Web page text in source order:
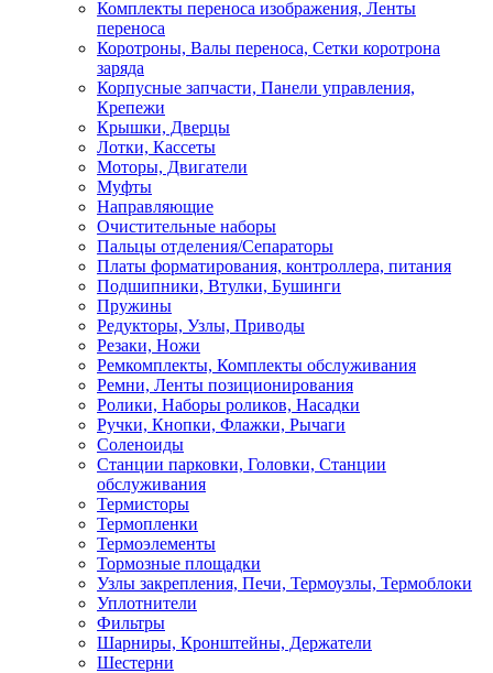
Комплекты переноса изображения, Ленты
переноса
Коротроны, Валы переноса, Сетки коротрона
заряда
Корпусные запчасти, Панели управления,
Крепежи
Крышки, Дверцы
Лотки, Кассеты
Моторы, Двигатели
Муфты
Направляющие
Очистительные наборы
Пальцы отделения/Сепараторы
Платы форматирования, контроллера, питания
Подшипники, Втулки, Бушинги
Пружины
Редукторы, Узлы, Приводы
Резаки, Ножи
Ремкомплекты, Комплекты обслуживания
Ремни, Ленты позиционирования
Ролики, Наборы роликов, Насадки
Ручки, Кнопки, Флажки, Рычаги
Соленоиды
Станции парковки, Головки, Станции
обслуживания
Термисторы
Термопленки
Термоэлементы
Тормозные площадки
Узлы закрепления, Печи, Термоузлы, Термоблоки
Уплотнители
Фильтры
Шарниры, Кронштейны, Держатели
Шестерни